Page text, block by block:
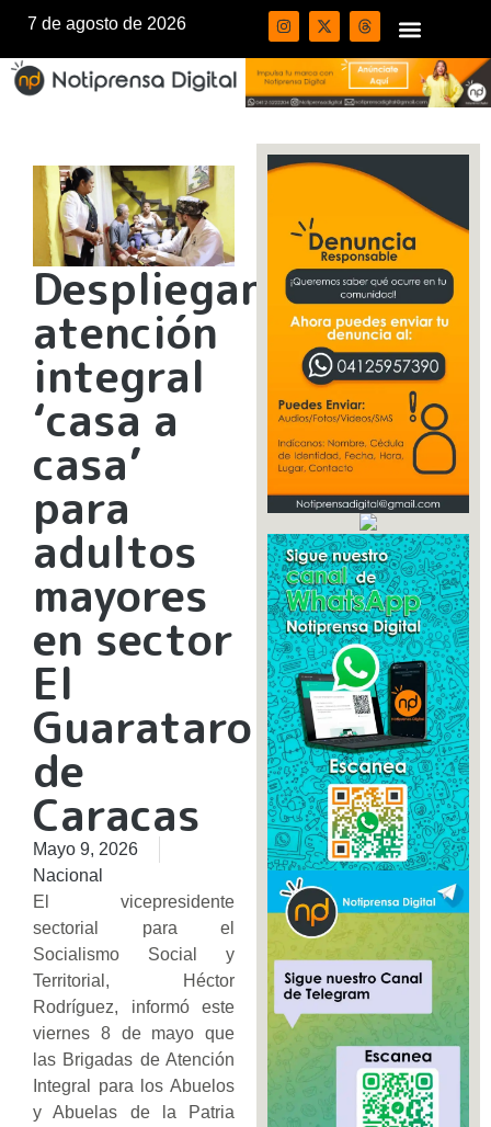
7 de agosto de 2026
Despliegan
atención
integral
‘casa a
casa’
para
adultos
mayores
en sector
El
Guarataro
de
Caracas
Mayo 9, 2026
Nacional
El vicepresidente
sectorial para el
Socialismo Social y
Territorial, Héctor
Rodríguez, informó este
viernes 8 de mayo que
las Brigadas de Atención
Integral para los Abuelos
y Abuelas de la Patria